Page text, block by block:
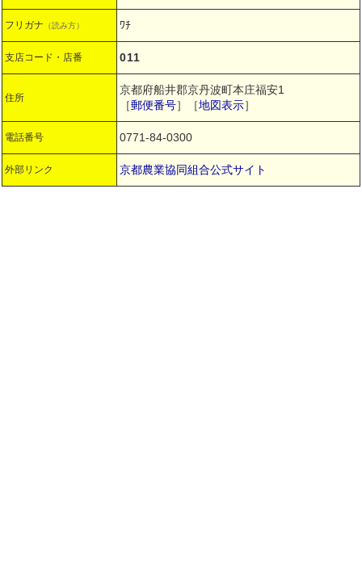
フリガナ （読み方） ﾜﾁ
支店コード・店番 011
住所
京都府船井郡京丹波町本庄福安1
［郵便番号］［地図表示］
電話番号 0771-84-0300
外部リンク 京都農業協同組合公式サイト